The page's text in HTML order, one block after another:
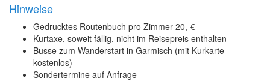
Hinweise
Gedrucktes Routenbuch pro Zimmer 20,-€
Kurtaxe, soweit fällig, nicht im Reisepreis enthalten
Busse zum Wanderstart in Garmisch (mit Kurkarte
kostenlos)
Sondertermine auf Anfrage